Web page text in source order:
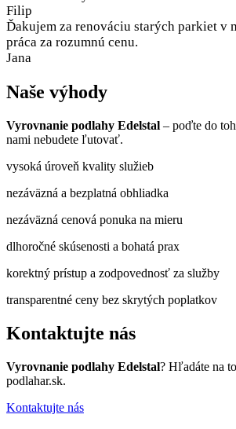
Filip
Ďakujem za renováciu starých parkiet v
práca za rozumnú cenu.
Jana
Naše výhody
Vyrovnanie podlahy Edelstal – poďte do
nami nebudete ľutovať.
vysoká úroveň kvality služieb
nezáväzná a bezplatná obhliadka
nezáväzná cenová ponuka na mieru
dlhoročné skúsenosti a bohatá prax
korektný prístup a zodpovednosť za služby
transparentné ceny bez skrytých poplatkov
Kontaktujte nás
Vyrovnanie podlahy Edelstal? Hľadáte na
podlahar.sk.
Kontaktujte nás